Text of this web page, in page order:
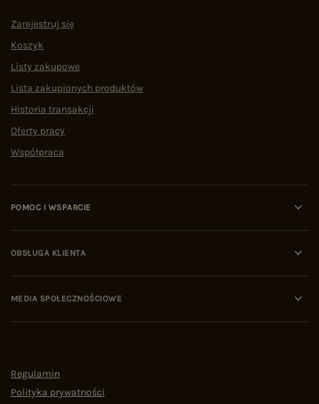
Zarejestruj się
Koszyk
Listy zakupowe
Lista zakupionych produktów
Historia transakcji
Oferty pracy
Współpraca
POMOC I WSPARCIE
OBSŁUGA KLIENTA
MEDIA SPOŁECZNOŚCIOWE
Regulamin
Polityka prywatności